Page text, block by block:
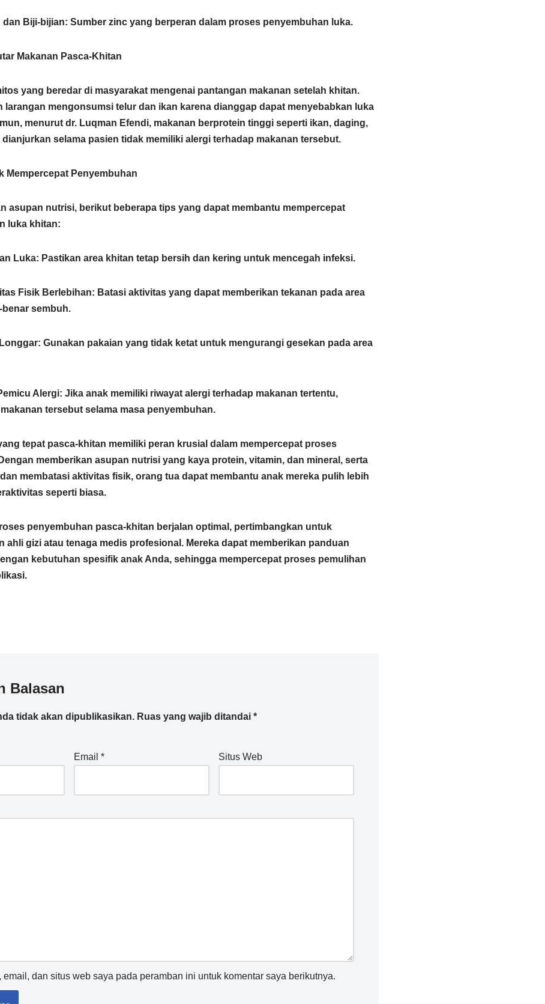
dan Biji-bijian: Sumber zinc yang berperan dalam proses penyembuhan luka.
Makanan Pasca-Khitan
yang beredar di masyarakat mengenai pantangan makanan setelah khitan.
larangan mengonsumsi telur dan ikan karena dianggap dapat menyebabkan luka
menurut dr. Luqman Efendi, makanan berprotein tinggi seperti ikan, daging,
selama pasien tidak memiliki alergi terhadap makanan tersebut.
Mempercepat Penyembuhan
asupan nutrisi, berikut beberapa tips yang dapat membantu mempercepat
luka khitan:
Luka: Pastikan area khitan tetap bersih dan kering untuk mencegah infeksi.
Fisik Berlebihan: Batasi aktivitas yang dapat memberikan tekanan pada area
benar sembuh.
: Gunakan pakaian yang tidak ketat untuk mengurangi gesekan pada area
Alergi: Jika anak memiliki riwayat alergi terhadap makanan tertentu,
tersebut selama masa penyembuhan.
tepat pasca-khitan memiliki peran krusial dalam mempercepat proses
Dengan memberikan asupan nutrisi yang kaya protein, vitamin, dan mineral, serta
membatasi aktivitas fisik, orang tua dapat membantu anak mereka pulih lebih
seperti biasa.
penyembuhan pasca-khitan berjalan optimal, pertimbangkan untuk
ahli gizi atau tenaga medis profesional. Mereka dapat memberikan panduan
kebutuhan spesifik anak Anda, sehingga mempercepat proses pemulihan
Balasan
tidak akan dipublikasikan. Ruas yang wajib ditandai *
Email * Situs Web
email, dan situs web saya pada peramban ini untuk komentar saya berikutnya.